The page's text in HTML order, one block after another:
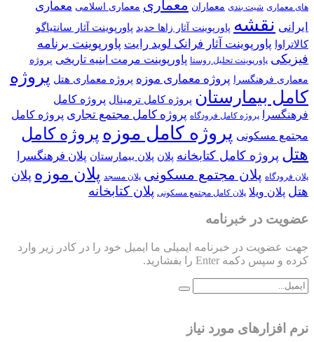
های معماری شیت بندی معماران معماری معماری اسلامی معماری
ایرانی نقشه پاورپوینت آثار زاها حدید پاورپوینت آثار سانتیاگو
کالاتراوا پاورپوینت آثار فرانک لوید رایت پاورپوینت برنامه
فیزیکی پاورپوینت تحلیل روستا پاورپوینت مرمت ابنیه تاریخی پروژه
معماری فرهنگسرا پروژه معماری موزه پروژه معماری هتل پروژه
کامل بیمارستان پروژه کامل ترمینال پروژه کامل
فرهنگسرا
پروژه کامل فرودگاه پروژه کامل مجتمع تجاری پروژه کامل
مجتمع مسکونی پروژه کامل موزه پروژه کامل
هتل پروژه کامل کتابخانه پلان پلان بیمارستان پلان فرهنگسرا
پلان فرودگاه پلان مجتمع مسکونی پلان مسجد پلان موزه پلان
هتل پلان ویلا پلان کامل مجتمع مسکونی پلان کتابخانه
عضویت در خبرنامه
جهت عضویت در خبرنامه ایمیلی ما ایمیل خود را در کادر زیر وارد
کرده و سپس دکمه Enter را بفشارید.
نرم افزارهای مورد نیاز